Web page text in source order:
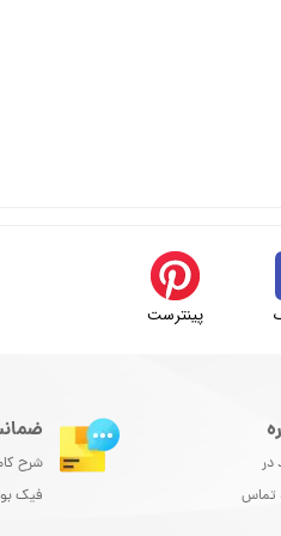
پینترست
در
تماس
شرح
فیک